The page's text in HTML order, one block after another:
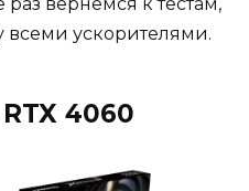
всеми ускорителями.
4060